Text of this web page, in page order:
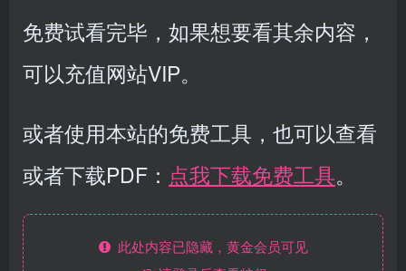
免费试看完毕，如果想要看其余内容，
可以充值网站VIP。
或者使用本站的免费工具，也可以查看
或者下载PDF： 点我下载免费工具。
此处内容已隐藏，黄金会员可见